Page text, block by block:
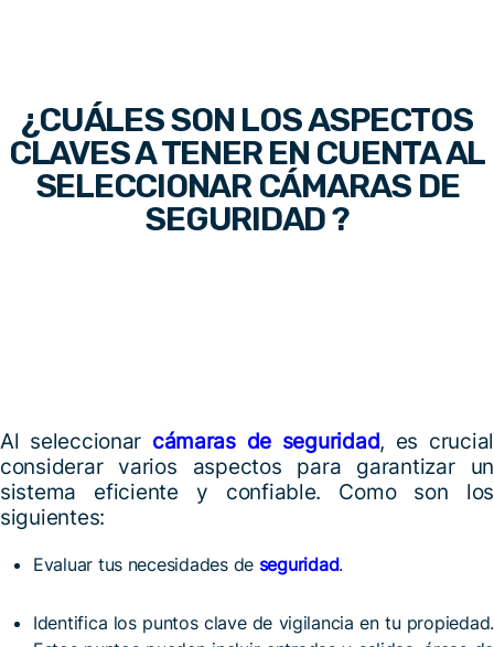
¿CUÁLES SON LOS ASPECTOS
CLAVES A TENER EN CUENTA AL
SELECCIONAR CÁMARAS DE
SEGURIDAD ?
Al seleccionar cámaras de seguridad, es crucial
considerar varios aspectos para garantizar un
sistema eficiente y confiable. Como son los
siguientes:
Evaluar tus necesidades de seguridad.
Identifica los puntos clave de vigilancia en tu propiedad.